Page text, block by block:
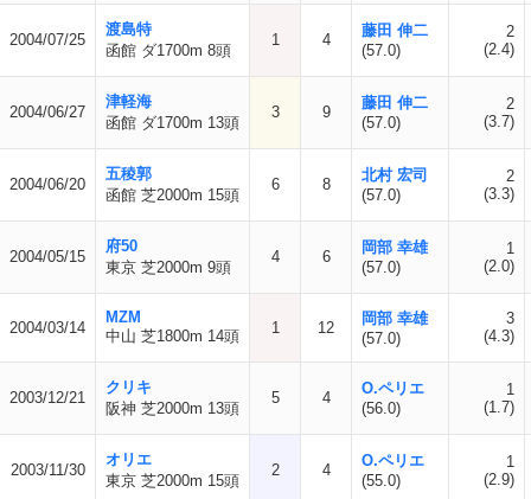
2004/07/25
渡島特
函館 ダ1700m 8頭
1 4
藤田 伸二
(57.0)
2
(2.4)
2004/06/27
津軽海
函館 ダ1700m 13頭
3 9
藤田 伸二
(57.0)
2
(3.7)
2004/06/20
五稜郭
函館 芝2000m 15頭
6 8
北村 宏司
(57.0)
2
(3.3)
2004/05/15
府50
東京 芝2000m 9頭
4 6
岡部 幸雄
(57.0)
1
(2.0)
2004/03/14
MZM
中山 芝1800m 14頭
1 12
岡部 幸雄
(57.0)
3
(4.3)
2003/12/21
クリキ
阪神 芝2000m 13頭
5 4
O.ペリエ
(56.0)
1
(1.7)
2003/11/30
オリエ
東京 芝2000m 15頭
2 4
O.ペリエ
(55.0)
1
(2.9)